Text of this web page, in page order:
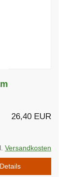
26,40 EUR
Versandkosten